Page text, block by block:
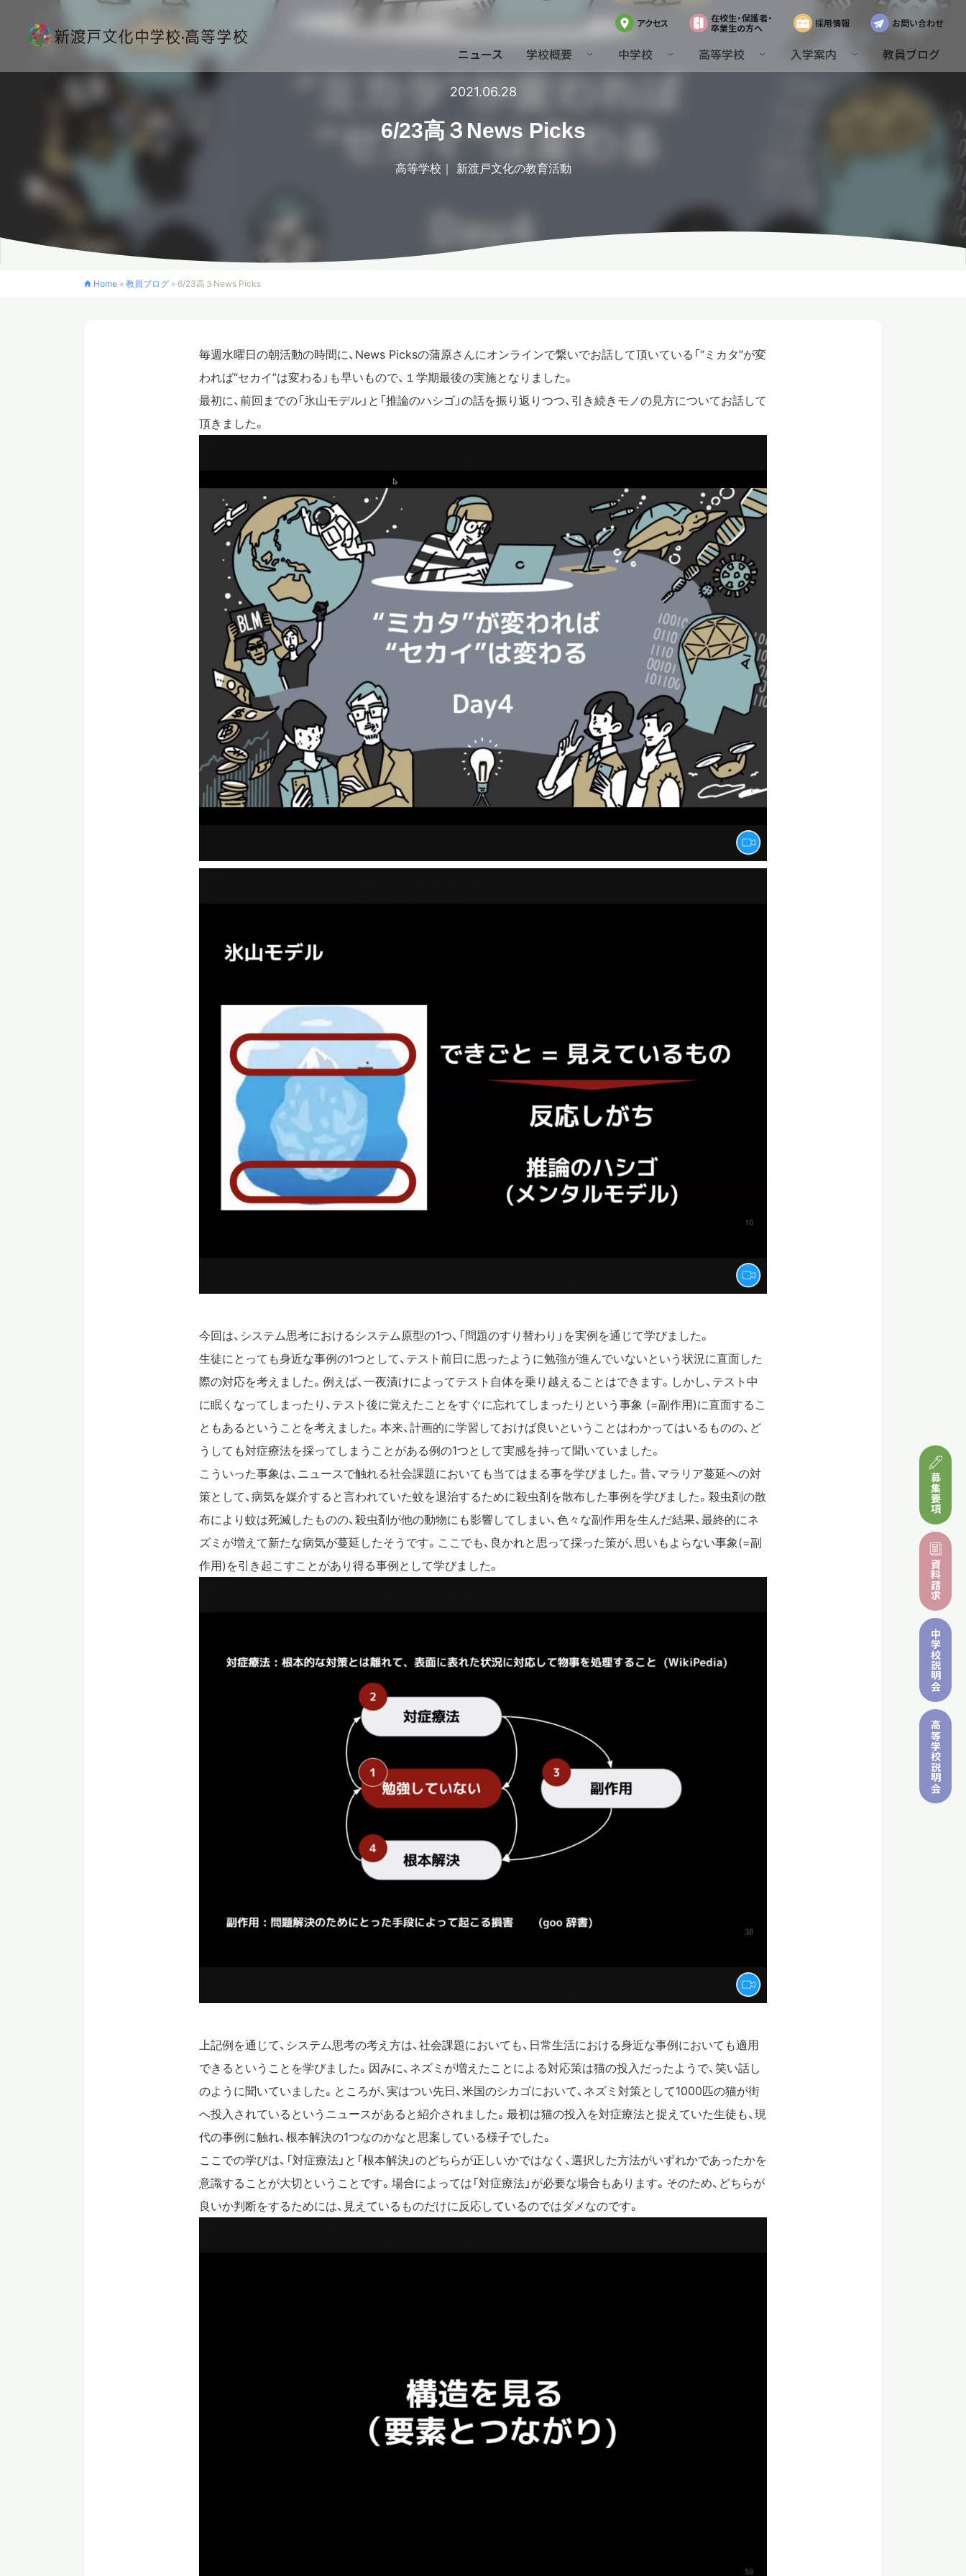
アクセス
在校生・保護者・
卒業生の方へ
採用情報 お問い合わせ
ニュース 学校概要 中学校 高等学校 入学案内 教員ブログ
募集要項
資料請求
中学校
説明会
高等学校
説明会
2021.06.28
6/23高３News Picks
高等学校 新渡戸文化の教育活動
Home » 教員ブログ » 6/23高３News Picks
毎週水曜日の朝活動の時間に、News Picksの蒲原さんにオンラインで繋いでお話して頂いている「“ミカタ”が変
われば“セカイ”は変わる」も早いもので、１学期最後の実施となりました。
最初に、前回までの「氷山モデル」と「推論のハシゴ」の話を振り返りつつ、引き続きモノの見方についてお話して
頂きました。
今回は、システム思考におけるシステム原型の1つ、「問題のすり替わり」を実例を通じて学びました。
生徒にとっても身近な事例の1つとして、テスト前日に思ったように勉強が進んでいないという状況に直面した
際の対応を考えました。例えば、一夜漬けによってテスト自体を乗り越えることはできます。しかし、テスト中
に眠くなってしまったり、テスト後に覚えたことをすぐに忘れてしまったりという事象 (=副作用)に直面するこ
ともあるということを考えました。本来、計画的に学習しておけば良いということはわかってはいるものの、ど
うしても対症療法を採ってしまうことがある例の1つとして実感を持って聞いていました。
こういった事象は、ニュースで触れる社会課題においても当てはまる事を学びました。昔、マラリア蔓延への対
策として、病気を媒介すると言われていた蚊を退治するために殺虫剤を散布した事例を学びました。殺虫剤の散
布により蚊は死滅したものの、殺虫剤が他の動物にも影響してしまい、色々な副作用を生んだ結果、最終的にネ
ズミが増えて新たな病気が蔓延したそうです。ここでも、良かれと思って採った策が、思いもよらない事象(=副
作用)を引き起こすことがあり得る事例として学びました。
上記例を通じて、システム思考の考え方は、社会課題においても、日常生活における身近な事例においても適用
できるということを学びました。因みに、ネズミが増えたことによる対応策は猫の投入だったようで、笑い話し
のように聞いていました。ところが、実はつい先日、米国のシカゴにおいて、ネズミ対策として1000匹の猫が街
へ投入されているというニュースがあると紹介されました。最初は猫の投入を対症療法と捉えていた生徒も、現
代の事例に触れ、根本解決の1つなのかなと思案している様子でした。
ここでの学びは、「対症療法」と「根本解決」のどちらが正しいかではなく、選択した方法がいずれかであったかを
意識することが大切ということです。場合によっては「対症療法」が必要な場合もあります。そのため、どちらが
良いか判断をするためには、見えているものだけに反応しているのではダメなのです。